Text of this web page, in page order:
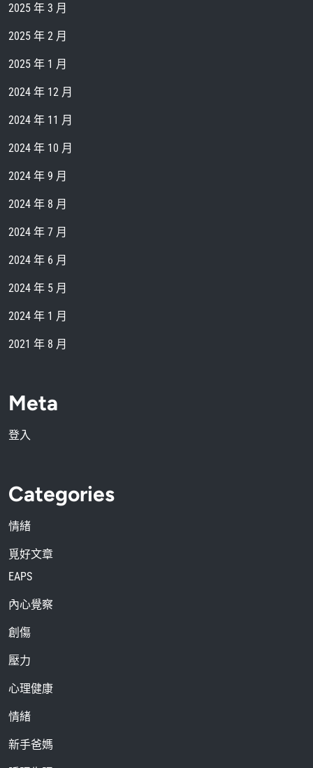
2025 年 3 月
2025 年 2 月
2025 年 1 月
2024 年 12 月
2024 年 11 月
2024 年 10 月
2024 年 9 月
2024 年 8 月
2024 年 7 月
2024 年 6 月
2024 年 5 月
2024 年 1 月
2021 年 8 月
Meta
登入
Categories
情緒
覓好文章
EAPS
內心覺察
創傷
壓力
心理健康
情緒
新手爸媽